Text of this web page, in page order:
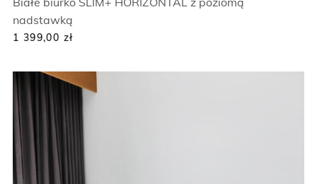
nadstawką
1 399,00 zł